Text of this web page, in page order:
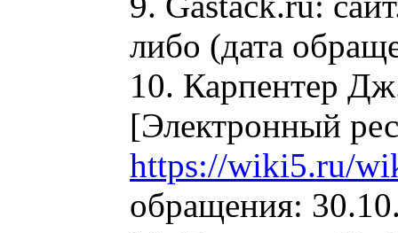
либо (дата
10. Карпентер
[Электронный
https://wiki5.ru/
обращения: